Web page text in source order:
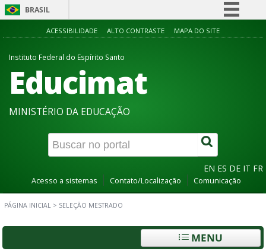
BRASIL
Simplifique!
ACESSIBILIDADE ALTO CONTRASTE MAPA DO SITE
Instituto Federal do Espírito Santo
Educimat
MINISTÉRIO DA EDUCAÇÃO
EN ES DE IT FR
Acesso a sistemas Contato/Localização Comunicação
PÁGINA INICIAL > SELEÇÃO MESTRADO
MENU